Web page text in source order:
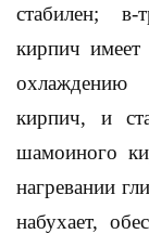
стабилен; в-
кирпич
кирпич, и
шамоиного
нагревании
набухает,